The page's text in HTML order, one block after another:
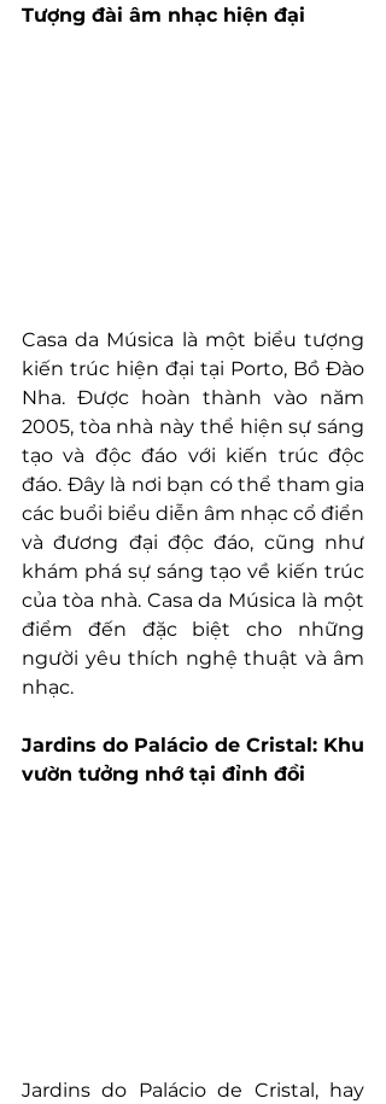
Tượng đài âm nhạc hiện đại
Casa da Música là một biểu tượng
kiến trúc hiện đại tại Porto, Bồ Đào
Nha. Được hoàn thành vào năm
2005, tòa nhà này thể hiện sự sáng
tạo và độc đáo với kiến trúc độc
đáo. Đây là nơi bạn có thể tham gia
các buổi biểu diễn âm nhạc cổ điển
và đương đại độc đáo, cũng như
khám phá sự sáng tạo về kiến trúc
của tòa nhà. Casa da Música là một
điểm đến đặc biệt cho những
người yêu thích nghệ thuật và âm
nhạc.
Jardins do Palácio de Cristal: Khu
vườn tưởng nhớ tại đỉnh đồi
Jardins do Palácio de Cristal, hay